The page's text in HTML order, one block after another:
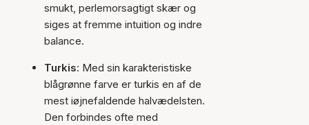
smukt, perlemorsagtigt skær og
siges at fremme intuition og indre
balance.
Turkis: Med sin karakteristiske
blågrønne farve er turkis en af de
mest iøjnefaldende halvædelsten.
Den forbindes ofte med